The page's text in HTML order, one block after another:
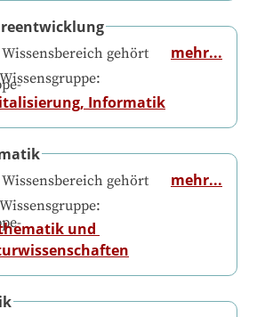
gehört
Informatik
mehr...
gehört
und
mehr...